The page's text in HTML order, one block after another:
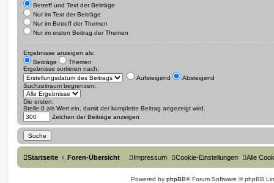
Betreff und Text der Beiträge
Nur im Text der Beiträge
Nur im Betreff der Themen
Nur im ersten Beitrag der Themen
Ergebnisse anzeigen als:
Beiträge
Themen
Ergebnisse sortieren nach:
Aufsteigend
Absteigend
Suchzeitraum begrenzen:
Die ersten:
Stelle 0 als Wert ein, damit der komplette Beitrag angezeigt wird.
Zeichen der Beiträge anzeigen
Startseite Foren-Übersicht Alle
Cookie-Einstellungen
Impressum
Powered by phpBB® Forum Software © phpBB